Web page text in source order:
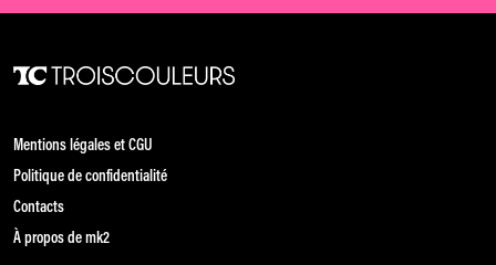
Mentions légales et CGU
Politique de confidentialité
Contacts
À propos de mk2